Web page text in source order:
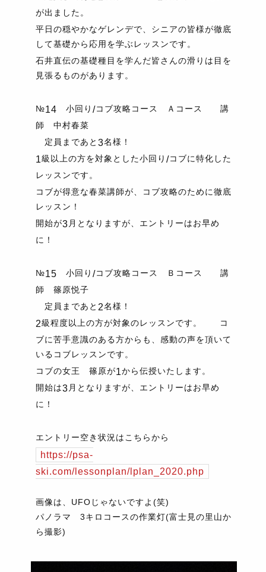
が出ました。
平日の穏やかなゲレンデで、シニアの皆様が徹底
して基礎から応用を学ぶレッスンです。
石井直伝の基礎種目を学んだ皆さんの滑りは目を
見張るものがあります。
№14 小回り /コブ攻略コース Ａコース 講
師 中村春菜
定員まであと 3名様！
1級以上の方を対象とした小回り /コブに特化した
レッスンです。
コブが得意な春菜講師が、コブ攻略のために徹底
レッスン！
開始が3 月となりますが、エントリーはお早め
に！
№15 小回り /コブ攻略コース Ｂコース 講
師 篠原悦子
定員まであと 2名様！
2級程度以上の方が対象のレッスンです。 コ
ブに苦手意識のある方からも、感動の声を頂いて
いるコブレッスンです。
コブの女王 篠原が1から伝授いたします。
開始は3 月となりますが、エントリーはお早め
に！
エントリー空き状況はこちらから
https://psa-
ski.com/lessonplan/lplan_2020.php
画像は、UFOじゃないですよ(笑)
パノラマ 3キロコースの作業灯(富士見の里山か
ら撮影)